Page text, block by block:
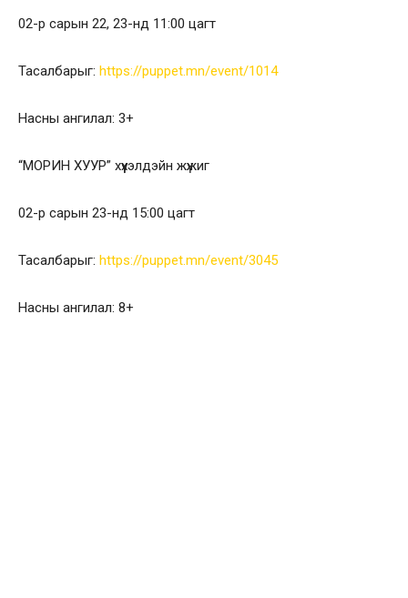
02-р сарын 22, 23-нд 11:00 цагт
Тасалбарыг: https://puppet.mn/event/1014
Насны ангилал: 3+
“МОРИН ХУУР” хүүхэлдэйн жүжиг
02-р сарын 23-нд 15:00 цагт
Тасалбарыг: https://puppet.mn/event/3045
Насны ангилал: 8+